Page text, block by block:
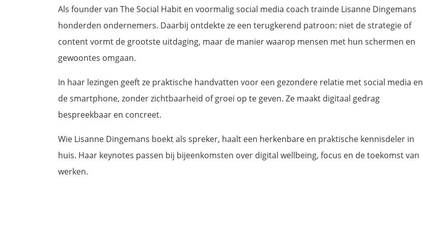
Als founder van The Social Habit en voormalig social media coach trainde Lisanne Dingemans
honderden ondernemers. Daarbij ontdekte ze een terugkerend patroon: niet de strategie of
content vormt de grootste uitdaging, maar de manier waarop mensen met hun schermen en
gewoontes omgaan.
In haar lezingen geeft ze praktische handvatten voor een gezondere relatie met social media en
de smartphone, zonder zichtbaarheid of groei op te geven. Ze maakt digitaal gedrag
bespreekbaar en concreet.
Wie Lisanne Dingemans boekt als spreker, haalt een herkenbare en praktische kennisdeler in
huis. Haar keynotes passen bij bijeenkomsten over digital wellbeing, focus en de toekomst van
werken.